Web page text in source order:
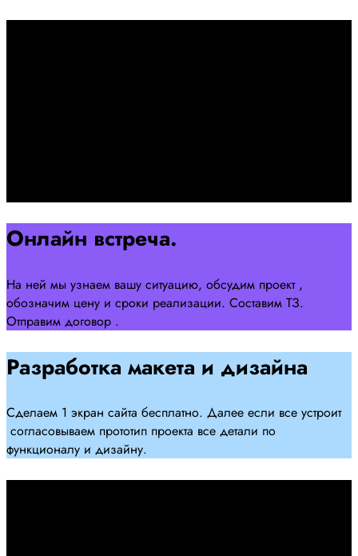
Онлайн встреча.
На ней мы узнаем вашу ситуацию, обсудим проект ,
обозначим цену и сроки реализации. Составим ТЗ.
Отправим договор .
Разработка макета и дизайна
Сделаем 1 экран сайта бесплатно. Далее если все устроит
согласовываем прототип проекта все детали по
функционалу и дизайну.